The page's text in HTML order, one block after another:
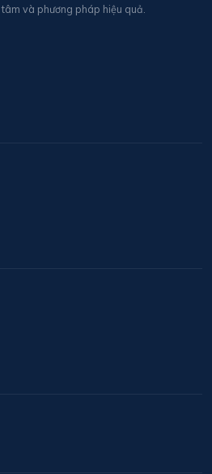
và phương pháp hiệu quả.